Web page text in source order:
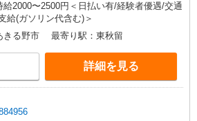
給2000〜2500円＜日払い有/経験者優遇/交通
給(ガソリン代含む)＞
きる野市 最寄り駅：東秋留
詳細を見る